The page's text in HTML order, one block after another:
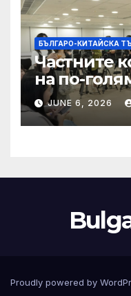
БЪЛГАРО-КИТАЙСКА
Частните
на по-
JUNE 6, 2026
Proudly powered by